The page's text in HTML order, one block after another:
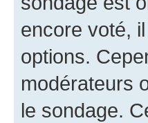
encore voté,
options.
modérateurs
le sondage.